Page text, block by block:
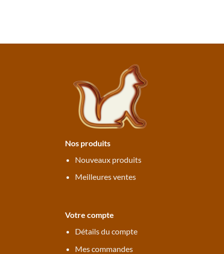
Nos produits
Nouveaux produits
Meilleures ventes
Votre compte
Détails du compte
Mes commandes